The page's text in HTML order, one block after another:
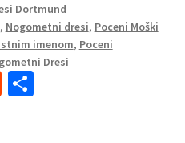
Dortmund
, Nogometni dresi, Poceni Moški
imenom, Poceni
Dresi
R S